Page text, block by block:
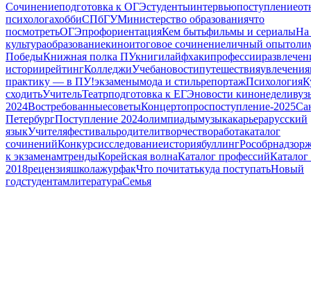
Сочинениеподготовка к ОГЭстудентыинтервьюпоступление
психологахоббиСПбГУМинистерство образованиячто
посмотретьОГЭпрофориентацияКем бытьфильмы и сериалыНа
культураобразованиекиноитоговое сочинениеличный опыт
ПобедыКнижная полка ПУкнигилайфхакипрофессии
историирейтингКолледжиУчебановостипутешествияувлечения
практику — в ПУ!экзаменымода и стильрепортажПсихология
сходитьУчительТеатрподготовка к ЕГЭновости кинонедели
2024ВостребованныесоветыКонцертопроспоступление-2025
ПетербургПоступление 2024олимпиадымузыкакарьерарусский
языкУчителяфестивальродителитворчествоработакаталог
сочиненийКонкурсисследованиеисториябуллингРособрнадзор
к экзаменамтрендыКорейская волнаКаталог профессийКаталог
2018рецензияшколажурфакЧто почитатькуда поступатьНовый
годстудентамлитератураСемья